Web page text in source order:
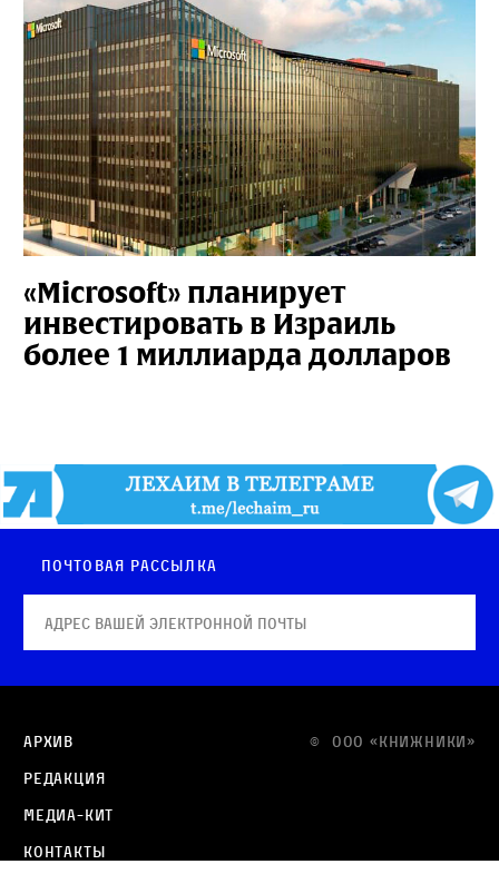
«Microsoft» планирует
инвестировать в Израиль
более 1 миллиарда долларов
Почтовая рассылка
© OOO «КНИЖНИКИ»
Архив
Редакция
Медиа-кит
Контакты